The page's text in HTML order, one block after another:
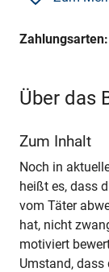
Zahlungsarten:
Über das
Zum Inhalt
Noch in
heißt es, dass
vom Täter
hat, nicht
motiviert
Umstand,